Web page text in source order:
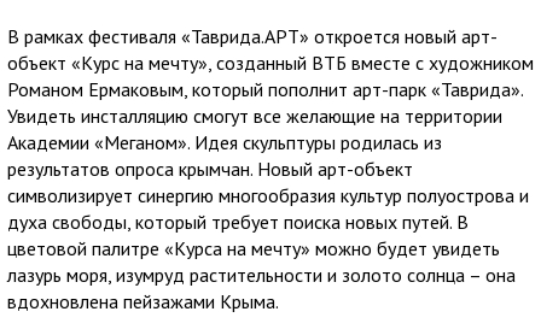
В рамках фестиваля «Таврида.АРТ» откроется новый арт-
объект «Курс на мечту», созданный ВТБ вместе с художником
Романом Ермаковым, который пополнит арт-парк «Таврида».
Увидеть инсталляцию смогут все желающие на территории
Академии «Меганом». Идея скульптуры родилась из
результатов опроса крымчан. Новый арт-объект
символизирует синергию многообразия культур полуострова и
духа свободы, который требует поиска новых путей. В
цветовой палитре «Курса на мечту» можно будет увидеть
лазурь моря, изумруд растительности и золото солнца – она
вдохновлена пейзажами Крыма.